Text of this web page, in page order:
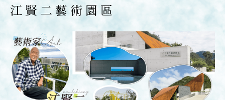
江賢二藝術園區